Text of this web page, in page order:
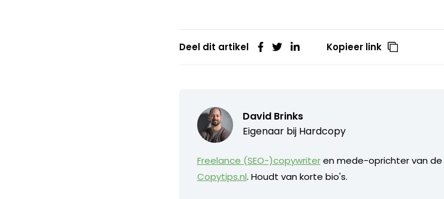
Deel dit artikel Kopieer link
David Brinks
Eigenaar bij Hardcopy
Freelance (SEO-)copywriteren mede-oprichter van de
Copytips.nl. Houdt van korte bio's.